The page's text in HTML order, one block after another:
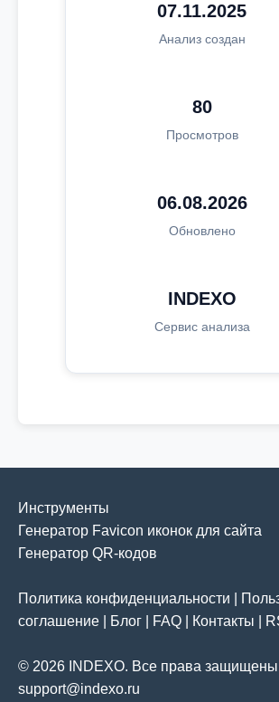
07.11.2025
Анализ создан
80
Просмотров
06.08.2026
Обновлено
INDEXO
Сервис анализа
Инструменты
Генератор Favicon иконок для сайта
Генератор QR-кодов
Политика конфиденциальности
соглашение
Блог FAQ Контакты
© 2026 INDEXO. Все права
support@indexo.ru